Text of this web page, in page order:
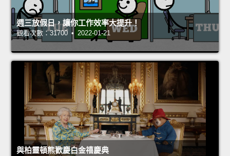
週三放假日，讓你工作效率大提升！
觀看次數：31700 • 2022-01-21
與柏靈頓熊歡慶白金禧慶典